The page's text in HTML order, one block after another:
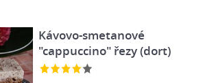
Kávovo-smetanové
"cappuccino" řezy (dort)